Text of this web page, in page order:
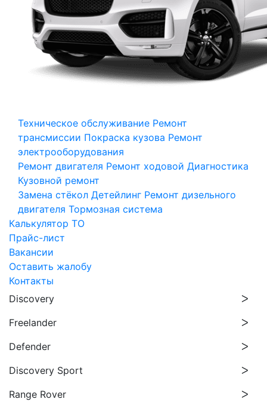
Техническое обслуживание Ремонт
трансмиссии Покраска кузова Ремонт
электрооборудования
Ремонт двигателя Ремонт ходовой Диагностика
Кузовной ремонт
Замена стёкол Детейлинг Ремонт дизельного
двигателя Тормозная система
Калькулятор ТО
Прайс-лист
Вакансии
Оставить жалобу
Контакты
Discovery
Freelander
Defender
Discovery Sport
Range Rover